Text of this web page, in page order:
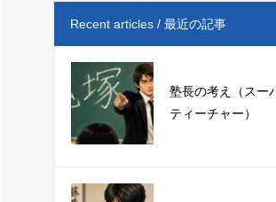
Recent articles / 最近の記事
塾長の考え（スー
ティーチャー）